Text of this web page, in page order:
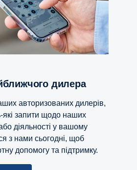
дилера
авторизованих дилерів,
запити щодо наших
діяльності у вашому
з нами сьогодні, щоб
допомогу та підтримку.